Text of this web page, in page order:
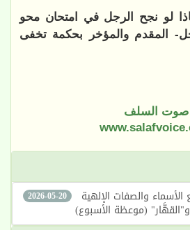
لو نجح الرجل في امتحان محو
المقدم والمؤخر بحكمة تخفى
صوت السلف
2026-05-20 الأسماء والصفات الإلهية